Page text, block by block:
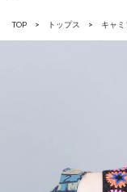
TOP トップス キャ